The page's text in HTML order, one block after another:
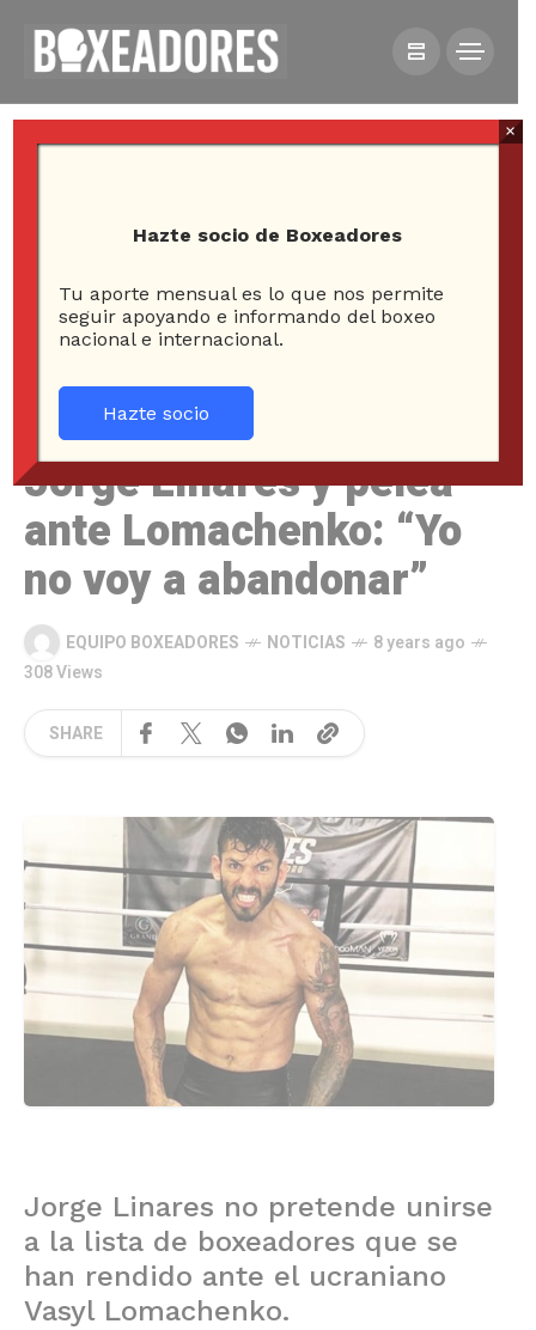
HOME
NOTICIAS
JORGE LINARES Y PELEA ANTE LOMACHENKO: “YO NO
VOY A ABANDONAR”
Jorge Linares y pelea
ante Lomachenko: “Yo
no voy a abandonar”
EQUIPO BOXEADORES NOTICIAS
8 years ago
308 Views
SHARE
Jorge Linares no pretende unirse
a la lista de boxeadores que se
han rendido ante el ucraniano
Vasyl Lomachenko.
Hazte socio de Boxeadores
Tu aporte mensual es lo que nos permite
seguir apoyando e informando del boxeo
nacional e internacional.
Hazte socio
×